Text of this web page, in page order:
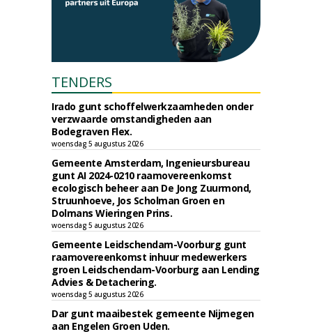
TENDERS
Irado gunt schoffelwerkzaamheden onder
verzwaarde omstandigheden aan
Bodegraven Flex.
woensdag 5 augustus 2026
Gemeente Amsterdam, Ingenieursbureau
gunt AI 2024-0210 raamovereenkomst
ecologisch beheer aan De Jong Zuurmond,
Struunhoeve, Jos Scholman Groen en
Dolmans Wieringen Prins.
woensdag 5 augustus 2026
Gemeente Leidschendam-Voorburg gunt
raamovereenkomst inhuur medewerkers
groen Leidschendam-Voorburg aan Lending
Advies & Detachering.
woensdag 5 augustus 2026
Dar gunt maaibestek gemeente Nijmegen
aan Engelen Groen Uden.